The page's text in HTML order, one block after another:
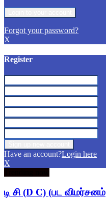
Forgot your password?
X
Register
Have an account?Login here
X
டி சி (D C) (பட விமர்சனம்